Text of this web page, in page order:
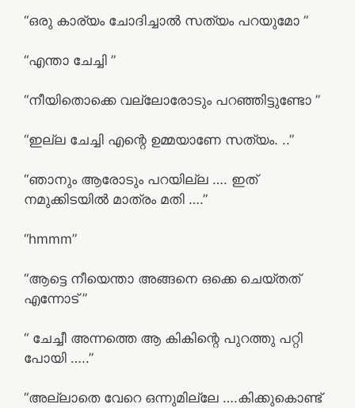
“ഒരു കാര്യം ചോദിച്ചാൽ സത്യം പറയുമോ ”
“എന്താ ചേച്ചി ”
“നീയിതൊക്കെ വല്ലോരോടും പറഞ്ഞിട്ടുണ്ടോ ”
“ഇല്ല ചേച്ചി എന്റെ ഉമ്മയാണേ സത്യം. ..”
“ഞാനും ആരോടും പറയില്ല …. ഇത്
നമുക്കിടയിൽ മാത്രം മതി ….”
“hmmm”
“ആട്ടെ നീയെന്താ അങ്ങനെ ഒക്കെ ചെയ്തത്
എന്നോട് ”
“ ചേച്ചീ അന്നത്തെ ആ കികിന്റെ പുറത്തു പറ്റി
പോയി …..”
“അല്ലാതെ വേറെ ഒന്നുമില്ലേ ….കിക്കുകൊണ്ട്